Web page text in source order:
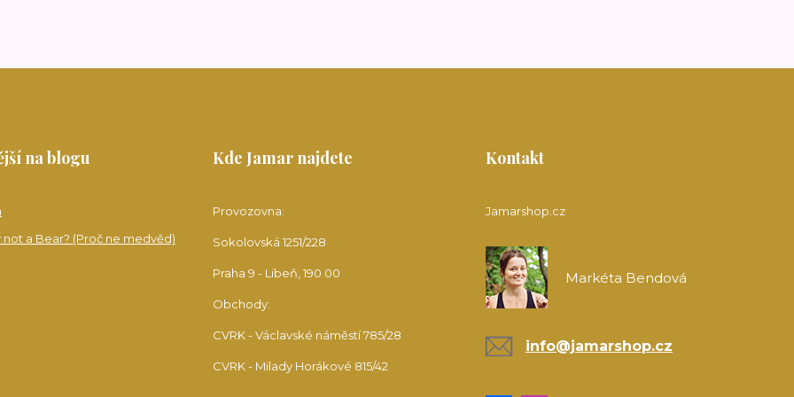
na blogu
not a Bear? (Proč ne medvěd)
Kde Jamar najdete
Provozovna:
Sokolovská 1251/228
Praha 9 - Libeň, 190 00
Obchody:
CVRK - Václavské náměstí 785/28
CVRK - Milady Horákové 815/42
Kontakt
Jamarshop.cz
Markéta Bendová
info@jamarshop.cz